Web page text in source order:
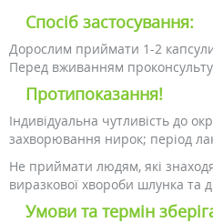
Спосіб застосування:
Дорослим приймати 1-2
Перед вживанням
Протипоказання!
Індивідуальна чутливість до
захворювання нирок; період
Не приймати людям, які
виразкової хвороби шлунка та
Умови та термін